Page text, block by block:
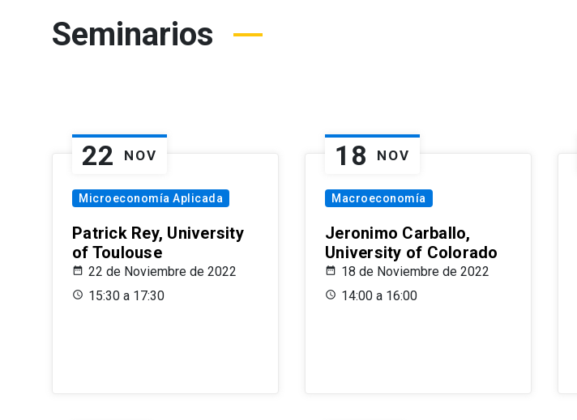
Seminarios
22 NOV
Microeconomía Aplicada
Patrick Rey, University
of Toulouse
22 de Noviembre de 2022
15:30 a 17:30
18 NOV
Macroeconomía
Jeronimo Carballo,
University of Colorado
18 de Noviembre de 2022
14:00 a 16:00